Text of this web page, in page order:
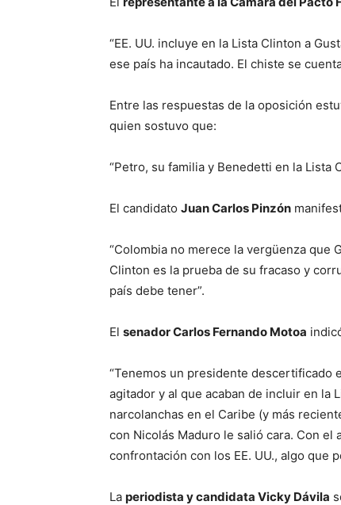
“EE. UU. incluye en la Lista Clinton a
ese país ha incautado. El chiste se
Entre las respuestas de la oposición
quien sostuvo que:
“Petro, su familia y Benedetti en la Lista
El candidato Juan Carlos Pinzón
“Colombia no merece la vergüenza que
Clinton es la prueba de su fracaso y
país debe tener”.
El senador Carlos Fernando Motoa
“Tenemos un presidente descertificado
agitador y al que acaban de incluir en la
narcolanchas en el Caribe (y más
con Nicolás Maduro le salió cara. Con el
confrontación con los EE. UU., algo que
La periodista y candidata Vicky Dávila